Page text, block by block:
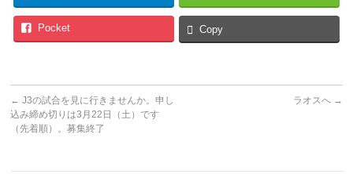
Pocket Copy
← J3の試合を見に行きませんか。申し
込み締め切りは3月22日（土）です
（先着順）。募集終了
ラオスへ →